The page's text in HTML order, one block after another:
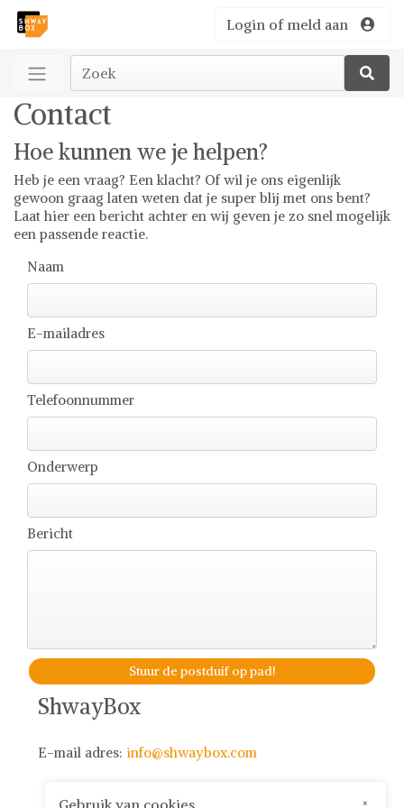
Login of meld aan
Contact
Hoe kunnen we je helpen?
Heb je een vraag? Een klacht? Of wil je ons eigenlijk
gewoon graag laten weten dat je super blij met ons bent?
Laat hier een bericht achter en wij geven je zo snel mogelijk
een passende reactie.
Naam
E-mailadres
Telefoonnummer
Onderwerp
Bericht
Stuur de postduif op pad!
ShwayBox
E-mail adres: info@shwaybox.com
×
Gebruik van cookies